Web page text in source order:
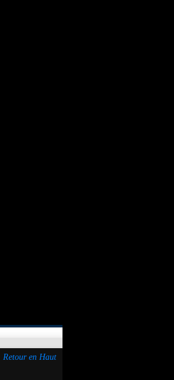
Retour en Haut